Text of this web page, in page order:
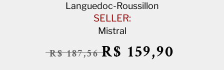
Languedoc-Roussillon
SELLER:
Mistral
R$ 187,56 R$ 159,90